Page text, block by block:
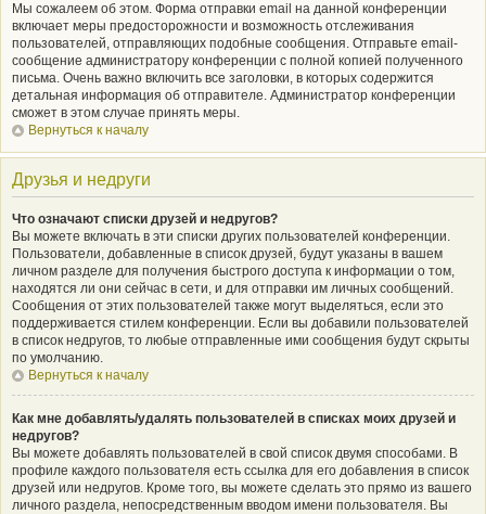
Мы сожалеем об этом. Форма отправки email на данной конференции
включает меры предосторожности и возможность отслеживания
пользователей, отправляющих подобные сообщения. Отправьте email-
сообщение администратору конференции с полной копией полученного
письма. Очень важно включить все заголовки, в которых содержится
детальная информация об отправителе. Администратор конференции
сможет в этом случае принять меры.
Вернуться к началу
Друзья и недруги
Что означают списки друзей и недругов?
Вы можете включать в эти списки других пользователей конференции.
Пользователи, добавленные в список друзей, будут указаны в вашем
личном разделе для получения быстрого доступа к информации о том,
находятся ли они сейчас в сети, и для отправки им личных сообщений.
Сообщения от этих пользователей также могут выделяться, если это
поддерживается стилем конференции. Если вы добавили пользователей
в список недругов, то любые отправленные ими сообщения будут скрыты
по умолчанию.
Вернуться к началу
Как мне добавлять/удалять пользователей в списках моих друзей и
недругов?
Вы можете добавлять пользователей в свой список двумя способами. В
профиле каждого пользователя есть ссылка для его добавления в список
друзей или недругов. Кроме того, вы можете сделать это прямо из вашего
личного раздела, непосредственным вводом имени пользователя. Вы